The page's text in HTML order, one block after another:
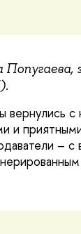
вернулись с
и
–